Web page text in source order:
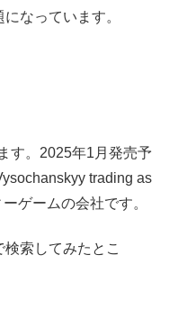
なっています。
す。2025年1月発売予
trading as
ゲームの会社です。
索してみたとこ